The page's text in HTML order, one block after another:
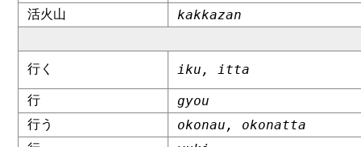
活火山 kakkazan
行く iku, itta
行 gyou
行う okonau, okonatta